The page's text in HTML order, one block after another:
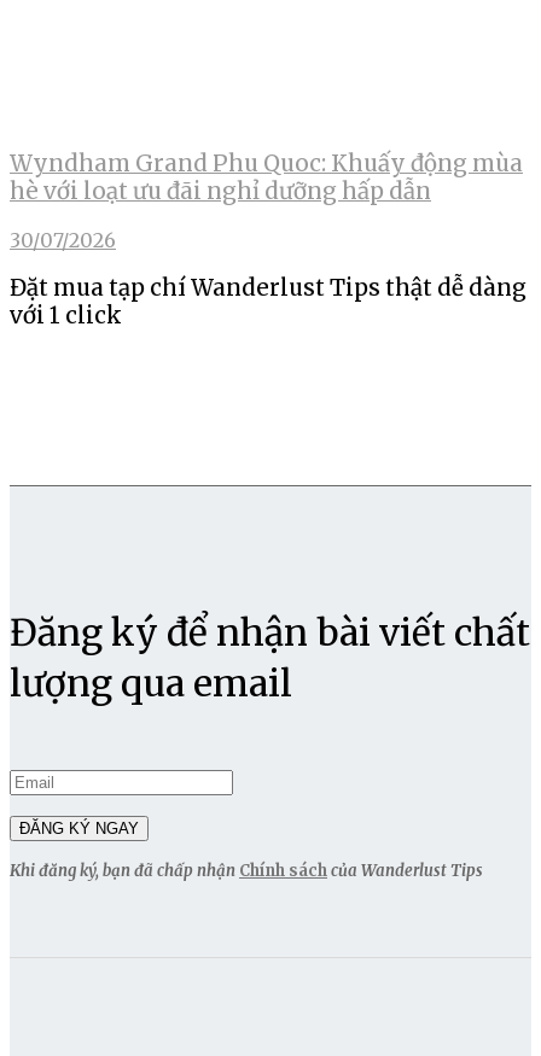
Wyndham Grand Phu Quoc: Khuấy động mùa
hè với loạt ưu đãi nghỉ dưỡng hấp dẫn
30/07/2026
Đặt mua tạp chí Wanderlust Tips thật dễ dàng
với 1 click
Đăng ký để nhận bài viết chất
lượng qua email
Khi đăng ký, bạn đã chấp nhận Chính sáchcủa Wanderlust Tips